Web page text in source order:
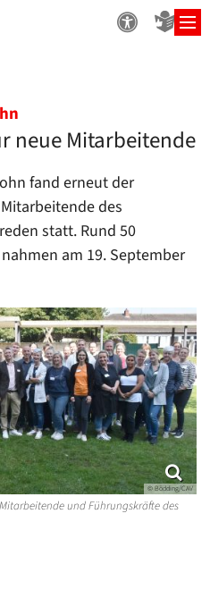
neue Mitarbeitende
fand erneut der
des
statt. Rund 50
am 19. September
© Bödding/CAV
und Führungskräfte des